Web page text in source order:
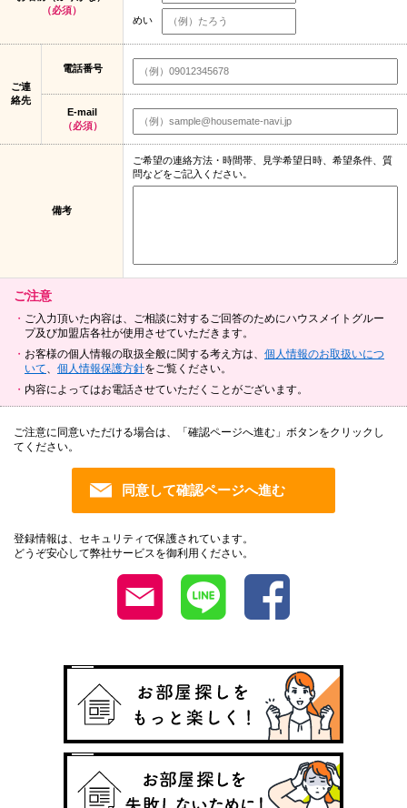
（必須）
めい
ご連
絡先
電話番号
E-mail
（必須）
備考
ご希望の連絡方法・時間帯、見学希望日時、希望条件、質
問などをご記入ください。
ご注意
ご入力頂いた内容は、ご相談に対するご回答のためにハウスメイトグルー
プ及び加盟店各社が使用させていただきます。
お客様の個人情報の取扱全般に関する考え方は、 個人情報のお取扱いにつ
いて
個人情報保護方針をご覧ください。
内容によってはお電話させていただくことがございます。
ご注意に同意いただける場合は、「確認ページへ進む」ボタンをクリックし
てください。
登録情報は、セキュリティで保護されています。
どうぞ安心して弊社サービスを御利用ください。